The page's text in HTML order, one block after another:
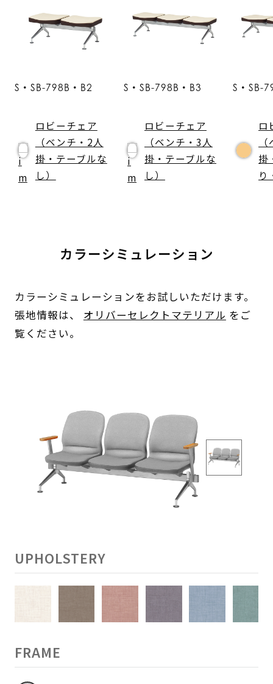
S・SB-798B・B2
ロビーチェア
（ベンチ・2人
掛・テーブルな
し）
S・SB-798B・B3
ロビーチェア
（ベンチ・3人
掛・テーブルな
し）
S・SB-
ロ
掛
り
カラーシミュレーション
カラーシミュレーションをお試しいただけます。
張地情報は、 オリバーセレクトマテリアル をご
覧ください。
UPHOLSTERY
FRAME